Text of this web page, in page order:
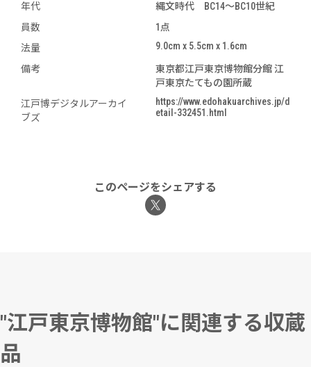
年代
縄文時代 BC14～BC10世紀
員数
1点
法量
9.0cm x 5.5cm x 1.6cm
備考
東京都江戸東京博物館分館 江
戸東京たてもの園所蔵
江戸博デジタルアーカイ
ブズ
https://www.edohakuarchives.jp/d
etail-332451.html
このページをシェアする
"江戸東京博物館"に関連する収蔵
品